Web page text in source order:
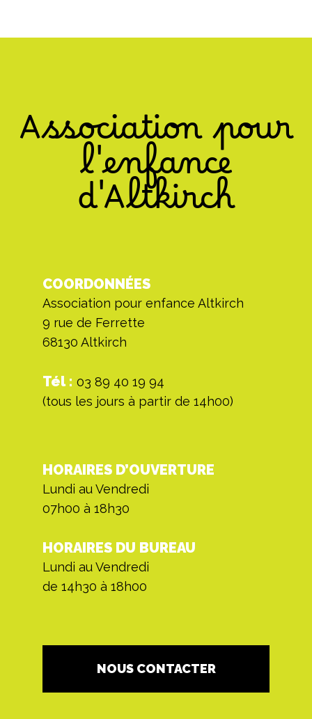
Association pour
l'enfance
d'Altkirch
COORDONNÉES
Association pour enfance Altkirch
9 rue de Ferrette
68130 Altkirch
Tél : 03 89 40 19 94
(tous les jours à partir de 14h00)
HORAIRES D’OUVERTURE
Lundi au Vendredi
07h00 à 18h30
HORAIRES DU BUREAU
Lundi au Vendredi
de 14h30 à 18h00
NOUS CONTACTER